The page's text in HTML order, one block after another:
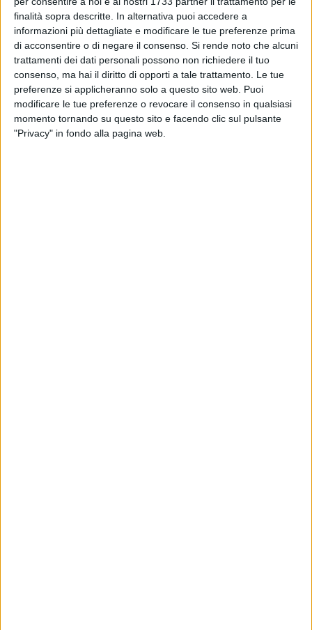
finalità sopra descritte. In alternativa puoi accedere a
informazioni più dettagliate e modificare le tue preferenze prima
di acconsentire o di negare il consenso. Si rende noto che alcuni
trattamenti dei dati personali possono non richiedere il tuo
consenso, ma hai il diritto di opporti a tale trattamento. Le tue
preferenze si applicheranno solo a questo sito web. Puoi
modificare le tue preferenze o revocare il consenso in qualsiasi
momento tornando su questo sito e facendo clic sul pulsante
"Privacy" in fondo alla pagina web.
sottoscrivono il disciplinare
BARLETTA - 15 FEBBRAIO 2013
Gran galà dello sport 2013, la nota chiarificatrice di
Barlettalife
BARLETTA - 15 FEBBRAIO 2013
Ingroia a Barletta: «La nostra è l’unica
proposta di sinistra»